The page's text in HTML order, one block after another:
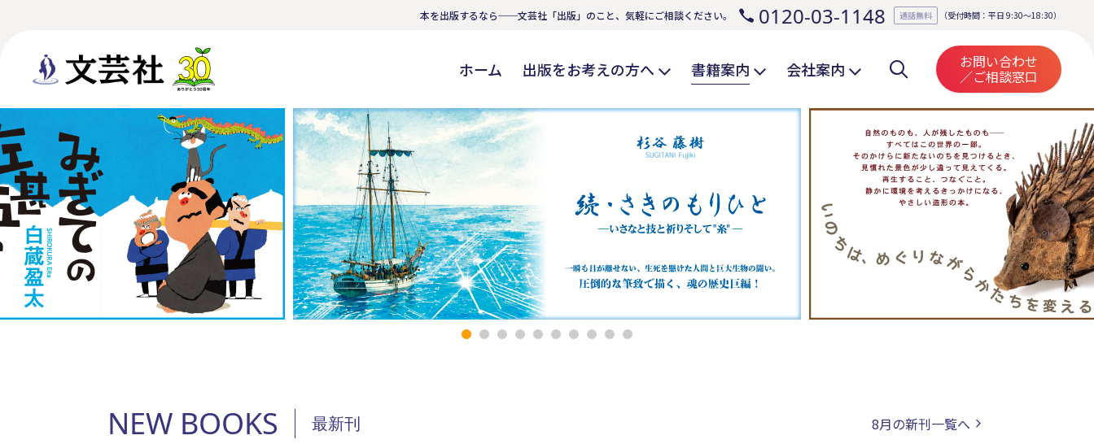
本を出版するなら──文芸社「出版」のこと、気軽にご相談ください。 0120-03-1148 通話無料 （受付時間：平日 9:30～18:30）
ホーム 出版をお考えの方へ 書籍案内 会社案内 お問い合わせ
／ご相談窓口
NEW BOOKS 最新刊 8月の新刊一覧へ